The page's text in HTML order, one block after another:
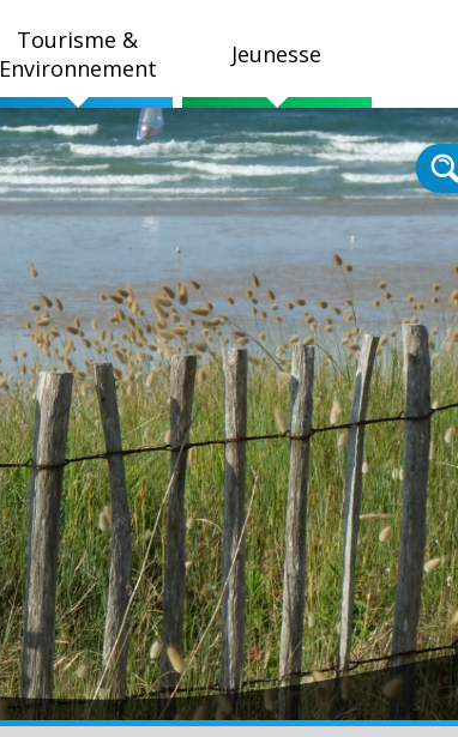
Tourisme &
Environnement
Jeunesse